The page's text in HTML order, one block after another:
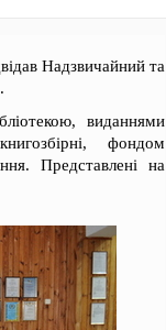
Надзвичайний та
.
виданнями
фондом
Представлені на